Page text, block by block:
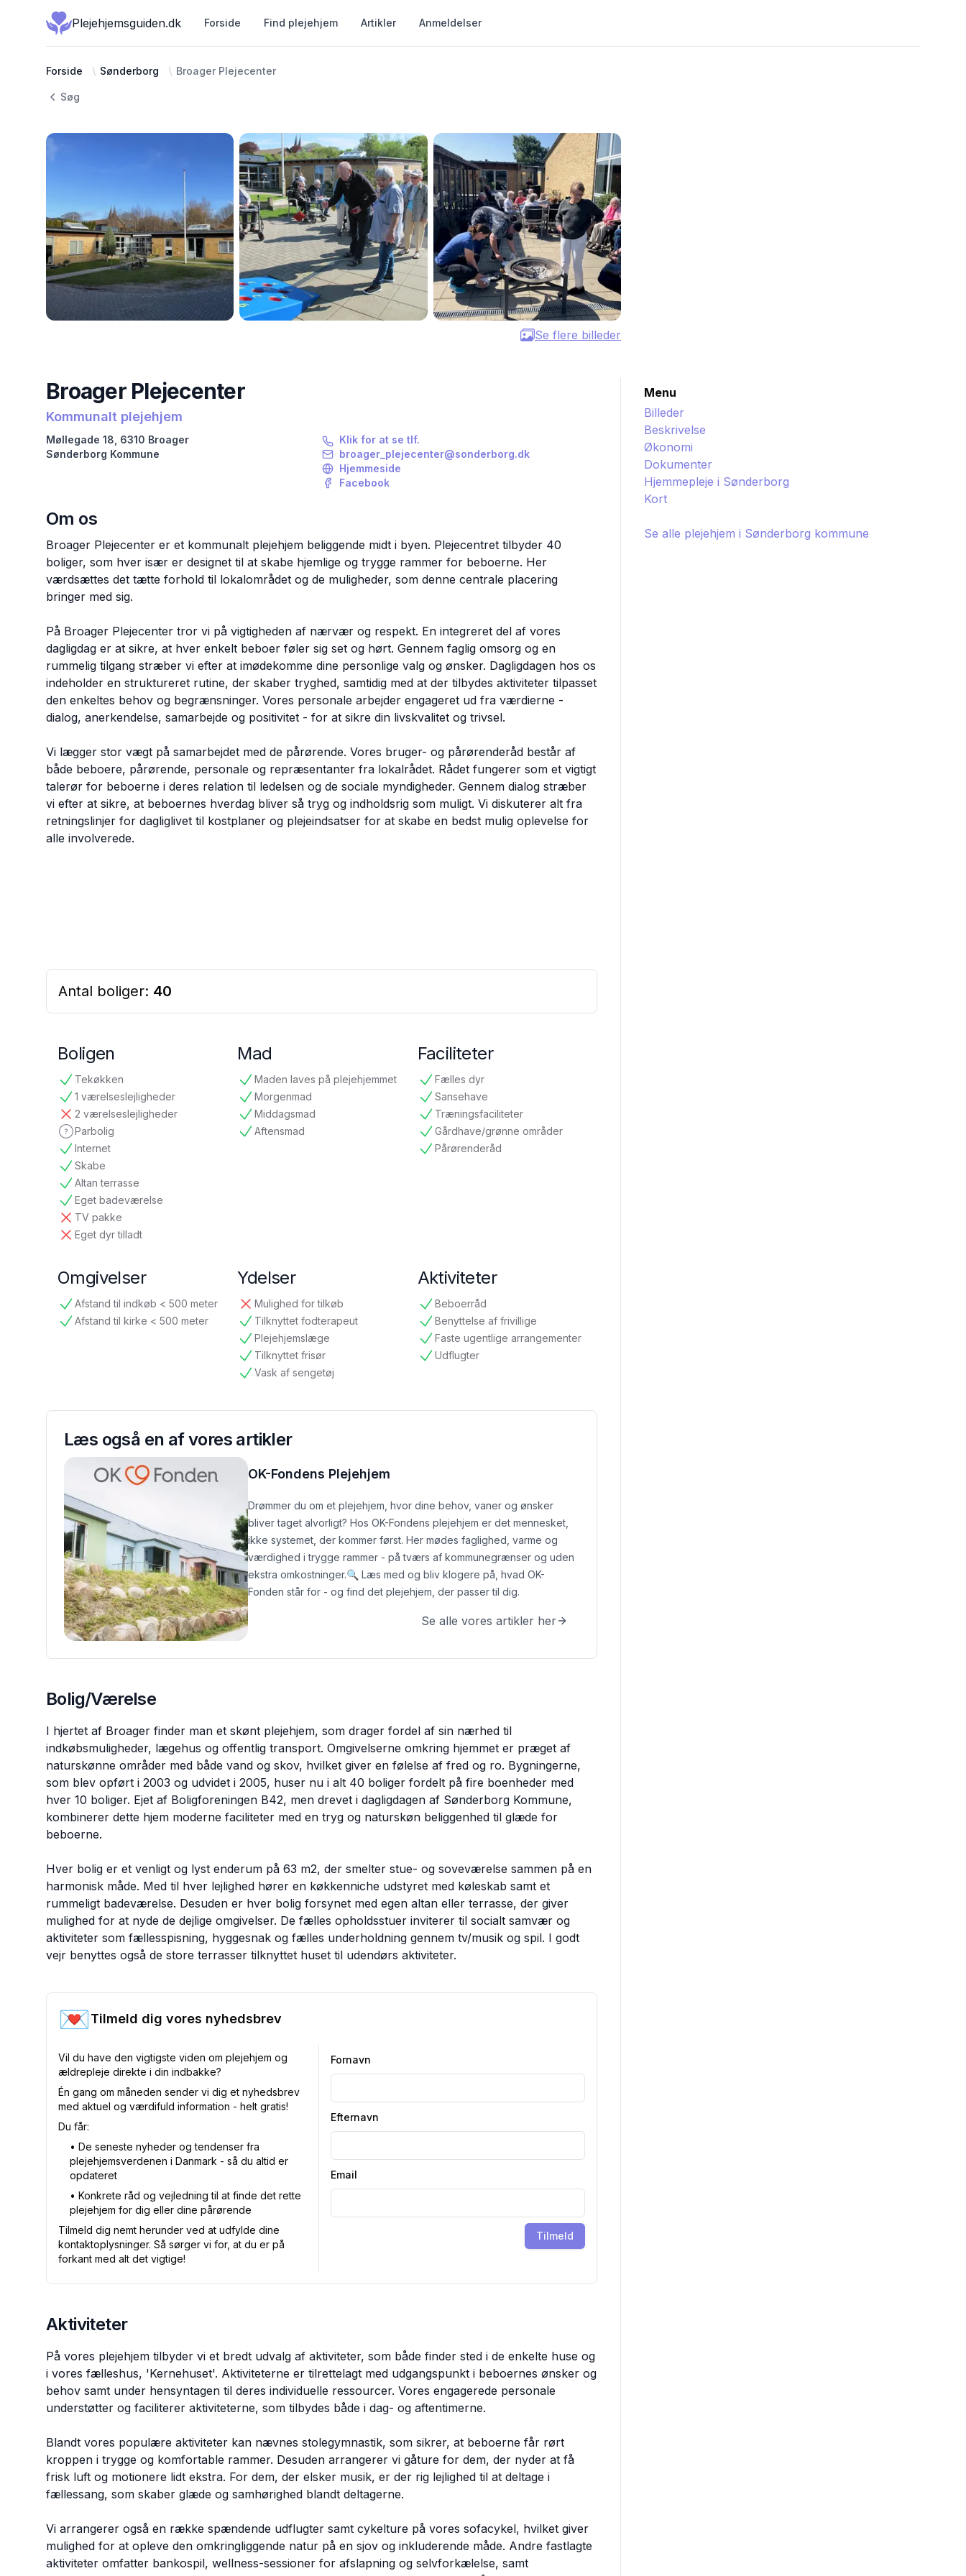
Plejehjemsguiden.dk Forside Find plejehjem Artikler Anmeldelser
Forside Sønderborg Broager Plejecenter
Søg
Se flere billeder
Broager Plejecenter
Kommunalt plejehjem
Møllegade 18 6310 Broager
Sønderborg Kommune
Klik for at se tlf.
broager_plejecenter@sonderborg.dk
Hjemmeside
Facebook
Menu
Billeder
Beskrivelse
Økonomi
Dokumenter
Hjemmepleje i Sønderborg
Kort
Se alle plejehjem i Sønderborg kommune
Om os
Broager Plejecenter er et kommunalt plejehjem beliggende midt i byen. Plejecentret tilbyder 40
boliger, som hver især er designet til at skabe hjemlige og trygge rammer for beboerne. Her
værdsættes det tætte forhold til lokalområdet og de muligheder, som denne centrale placering
bringer med sig.
På Broager Plejecenter tror vi på vigtigheden af nærvær og respekt. En integreret del af vores
dagligdag er at sikre, at hver enkelt beboer føler sig set og hørt. Gennem faglig omsorg og en
rummelig tilgang stræber vi efter at imødekomme dine personlige valg og ønsker. Dagligdagen hos os
indeholder en struktureret rutine, der skaber tryghed, samtidig med at der tilbydes aktiviteter tilpasset
den enkeltes behov og begrænsninger. Vores personale arbejder engageret ud fra værdierne -
dialog, anerkendelse, samarbejde og positivitet - for at sikre din livskvalitet og trivsel.
Vi lægger stor vægt på samarbejdet med de pårørende. Vores bruger- og pårørenderåd består af
både beboere, pårørende, personale og repræsentanter fra lokalrådet. Rådet fungerer som et vigtigt
talerør for beboerne i deres relation til ledelsen og de sociale myndigheder. Gennem dialog stræber
vi efter at sikre, at beboernes hverdag bliver så tryg og indholdsrig som muligt. Vi diskuterer alt fra
retningslinjer for dagliglivet til kostplaner og plejeindsatser for at skabe en bedst mulig oplevelse for
alle involverede.
Antal boliger: 40
Boligen
Tekøkken
tilgængelig
1 værelseslejligheder
tilgængelig
2 værelseslejligheder
ikke tilgængelig
Parbolig
ikke oplyst
Internet
tilgængelig
Skabe
tilgængelig
Altan terrasse
tilgængelig
Eget badeværelse
tilgængelig
TV pakke
ikke tilgængelig
Eget dyr tilladt
ikke tilgængelig
Mad
Maden laves på plejehjemmet
tilgængelig
Morgenmad
tilgængelig
Middagsmad
tilgængelig
Aftensmad
tilgængelig
Faciliteter
Fælles dyr
tilgængelig
Sansehave
tilgængelig
Træningsfaciliteter
tilgængelig
Gårdhave/grønne områder
tilgængelig
Pårørenderåd
tilgængelig
Omgivelser
Afstand til indkøb < 500 meter
tilgængelig
Afstand til kirke < 500 meter
tilgængelig
Ydelser
Mulighed for tilkøb
ikke tilgængelig
Tilknyttet fodterapeut
tilgængelig
Plejehjemslæge
tilgængelig
Tilknyttet frisør
tilgængelig
Vask af sengetøj
tilgængelig
Aktiviteter
Beboerråd
tilgængelig
Benyttelse af frivillige
tilgængelig
Faste ugentlige arrangementer
tilgængelig
Udflugter
tilgængelig
Læs også en af vores artikler
OK-Fondens Plejehjem
Drømmer du om et plejehjem, hvor dine behov, vaner og ønsker
bliver taget alvorligt? Hos OK-Fondens plejehjem er det mennesket,
ikke systemet, der kommer først. Her mødes faglighed, varme og
værdighed i trygge rammer - på tværs af kommunegrænser og uden
ekstra omkostninger.🔍 Læs med og bliv klogere på, hvad OK-
Fonden står for - og find det plejehjem, der passer til dig.
Se alle vores artikler her
Bolig/Værelse
I hjertet af Broager finder man et skønt plejehjem, som drager fordel af sin nærhed til
indkøbsmuligheder, lægehus og offentlig transport. Omgivelserne omkring hjemmet er præget af
naturskønne områder med både vand og skov, hvilket giver en følelse af fred og ro. Bygningerne,
som blev opført i 2003 og udvidet i 2005, huser nu i alt 40 boliger fordelt på fire boenheder med
hver 10 boliger. Ejet af Boligforeningen B42, men drevet i dagligdagen af Sønderborg Kommune,
kombinerer dette hjem moderne faciliteter med en tryg og naturskøn beliggenhed til glæde for
beboerne.
Hver bolig er et venligt og lyst enderum på 63 m2, der smelter stue- og soveværelse sammen på en
harmonisk måde. Med til hver lejlighed hører en køkkenniche udstyret med køleskab samt et
rummeligt badeværelse. Desuden er hver bolig forsynet med egen altan eller terrasse, der giver
mulighed for at nyde de dejlige omgivelser. De fælles opholdsstuer inviterer til socialt samvær og
aktiviteter som fællesspisning, hyggesnak og fælles underholdning gennem tv/musik og spil. I godt
vejr benyttes også de store terrasser tilknyttet huset til udendørs aktiviteter.
💌Tilmeld dig vores nyhedsbrev
Vil du have den vigtigste viden om plejehjem og
ældrepleje direkte i din indbakke?
Én gang om måneden sender vi dig et nyhedsbrev
med aktuel og værdifuld information - helt gratis!
Du får:
•⁠ De seneste nyheder og tendenser fra
plejehjemsverdenen i Danmark - så du altid er
opdateret
•⁠ Konkrete råd og vejledning til at finde det rette
plejehjem for dig eller dine pårørende
Tilmeld dig nemt herunder ved at udfylde dine
kontaktoplysninger. Så sørger vi for, at du er på
forkant med alt det vigtige!
Fornavn
Efternavn
Email
Tilmeld
Aktiviteter
På vores plejehjem tilbyder vi et bredt udvalg af aktiviteter, som både finder sted i de enkelte huse og
i vores fælleshus, 'Kernehuset'. Aktiviteterne er tilrettelagt med udgangspunkt i beboernes ønsker og
behov samt under hensyntagen til deres individuelle ressourcer. Vores engagerede personale
understøtter og faciliterer aktiviteterne, som tilbydes både i dag- og aftentimerne.
Blandt vores populære aktiviteter kan nævnes stolegymnastik, som sikrer, at beboerne får rørt
kroppen i trygge og komfortable rammer. Desuden arrangerer vi gåture for dem, der nyder at få
frisk luft og motionere lidt ekstra. For dem, der elsker musik, er der rig lejlighed til at deltage i
fællessang, som skaber glæde og samhørighed blandt deltagerne.
Vi arrangerer også en række spændende udflugter samt cykelture på vores sofacykel, hvilket giver
mulighed for at opleve den omkringliggende natur på en sjov og inkluderende måde. Andre fastlagte
aktiviteter omfatter bankospil, wellness-sessioner for afslapning og selvforkælelse, samt